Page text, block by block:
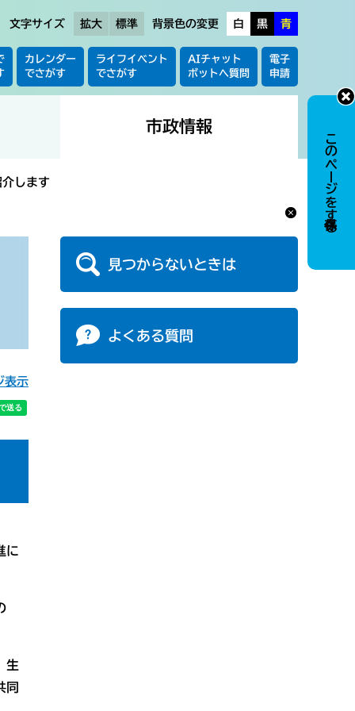
文字サイズ 拡大 標準 背景色の変更 白 黒 青
カレンダー
でさがす
ライフイベント
でさがす
AIチャット
ボットへ質問
電子
申請
市政情報
します
表示
に
生
同
見つからないときは
よくある質問
このページを保存する